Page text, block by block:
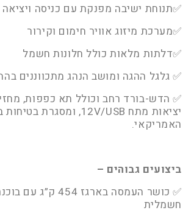
✅תנוחת ישיבה מפנקת עם כניסה
✅מערכת מיזוג אוויר חימום וקירור
✅דלתות מלאות כולל חלונות חשמל
✅ גלגל ההגה ומושב הנהג מתכווננים
✅ הדש-בורד רחב וכולל תא כפפות,
האמריקאי.
ביצועים גבוהים –
✅ כושר העמסה בארגז 454
חשמלית